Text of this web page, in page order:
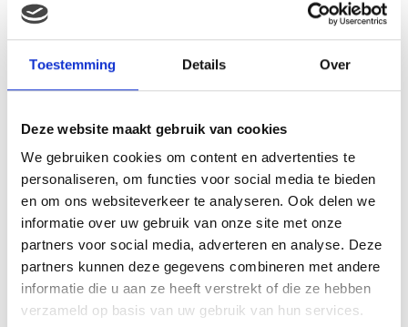
Toestemming Details Over
Deze website maakt gebruik van cookies
We gebruiken cookies om content en advertenties te
personaliseren, om functies voor social media te bieden
en om ons websiteverkeer te analyseren. Ook delen we
informatie over uw gebruik van onze site met onze
partners voor social media, adverteren en analyse. Deze
partners kunnen deze gegevens combineren met andere
informatie die u aan ze heeft verstrekt of die ze hebben
verzameld op basis van uw gebruik van hun services.